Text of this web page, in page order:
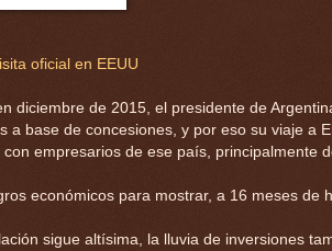
oficial en EEUU
diciembre de 2015, el presidente de
a base de concesiones, y por eso su viaje a
empresarios de ese país, principalmente
económicos para mostrar, a 16 meses de
sigue altísima, la lluvia de inversiones